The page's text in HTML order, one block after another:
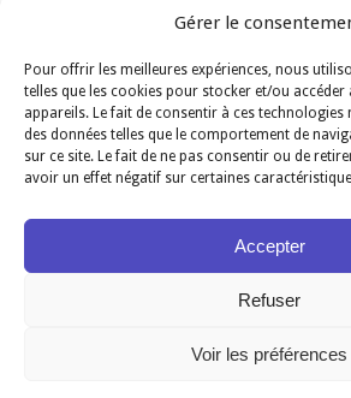
Gérer le
Pour offrir les meilleures expériences, nous
telles que les cookies pour stocker et/ou
appareils. Le fait de consentir à ces
des données telles que le comportement de
sur ce site. Le fait de ne pas consentir ou de
avoir un effet négatif sur certaines
Accepter
Refuser
Voir les préférences
Articles récents
Concert du 21 juin 2024, 18h à
Conférence: Le monocorde de
Concert lyrique à Notre-Dame de